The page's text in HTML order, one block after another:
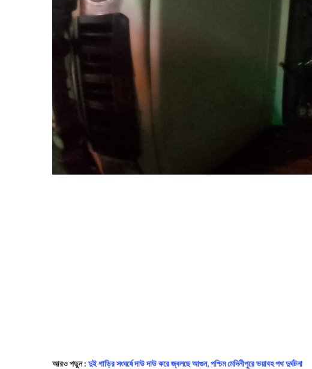
আরও পড়ুন : দুই গাড়ির সংঘর্ষে দাউ দাউ করে জ্বলছে আগুন, পশ্চিম মেদিনীপুরে ভয়াবহ পথ দুর্ঘটনা